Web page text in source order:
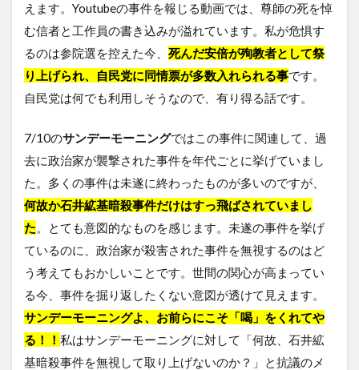
えます。Youtubeの事件を報じる動画では、尊師の死を悼
む信者と工作員の書き込みが溢れています。私が危惧す
るのは参院選を控えた今、 死んだ安倍が殉教者として祭
り上げられ、自民党に同情票が多数入れられる事です。
自民党は何でも利用しそうなので、有り得る話です。
7/10のサンデーモーニングではこの事件に関連して、過
去に政治家が襲撃された事件を年代ごとに挙げていまし
た。多くの事件は未遂に終わったものが多いのですが、
何故か石井絋基暗殺事件だけはすっ飛ばされていまし
た。とても意図的なものを感じます。未遂の事件を挙げ
ているのに、政治家が殺害された事件を無視するのはど
う考えてもおかしいことです。世間の関心が高まってい
る今、事件を掘り返したくない意図が透けて見えます。
サンデーモーニングよ、お前らにこそ「喝」をくれてや
る！！ 私はサンデーモーニングに対して「何故、石井絋
基暗殺事件を無視して取り上げないのか？」と抗議のメ